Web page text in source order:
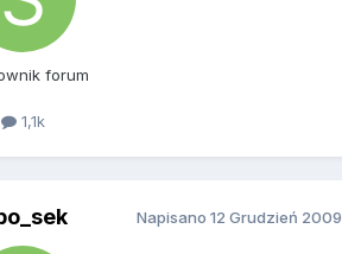
forum
1,1k
Napisano12 Grudzień 2009